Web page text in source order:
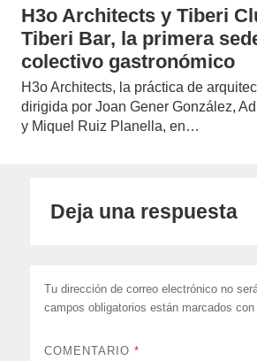
H3o Architects y Tiberi
Tiberi Bar, la primera
colectivo gastronómico
H3o Architects, la práctica de
dirigida por Joan Gener González,
y Miquel Ruiz Planella, en…
Deja una respuesta
Tu dirección de correo electrónico no
campos obligatorios están marcados
COMENTARIO*